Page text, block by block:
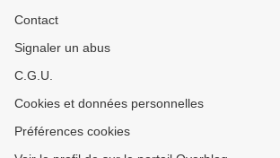
Contact
Signaler un abus
C.G.U.
Cookies et données personnelles
Préférences cookies